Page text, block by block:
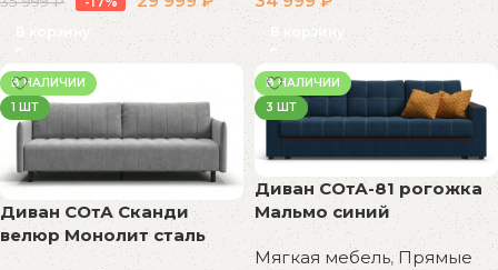
В корзину В корзину
В НАЛИЧИИ
1 ШТ
Диван СОтА Сканди
велюр Монолит сталь
В НАЛИЧИИ
3 ШТ
Диван СОтА-81 рогожка
Мальмо синий
Мягкая мебель,Прямые